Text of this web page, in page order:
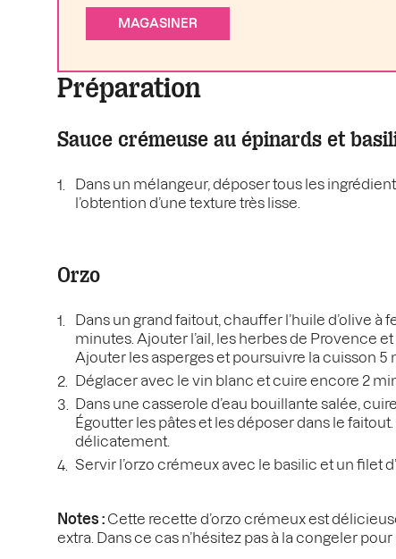
MAGASINER
Préparation
Sauce crémeuse au épinards et
Dans un mélangeur, déposer tous les
l’obtention d’une texture très lisse.
Orzo
Dans un grand faitout, chauffer l’huile d’olive
minutes. Ajouter l’ail, les herbes de Provence
Ajouter les asperges et poursuivre la cuisson 5
Déglacer avec le vin blanc et cuire encore 2
Dans une casserole d’eau bouillante salée,
Égoutter les pâtes et les déposer dans le
délicatement.
Servir l’orzo crémeux avec le basilic et un filet
Notes : Cette recette d’orzo crémeux est
extra. Dans ce cas n’hésitez pas à la congeler